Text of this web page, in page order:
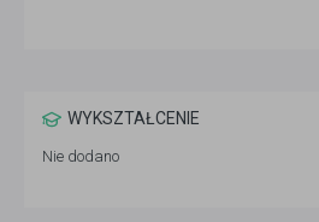
WYKSZTAŁCENIE
Nie dodano